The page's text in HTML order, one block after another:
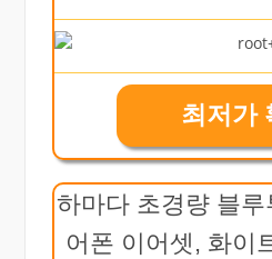
최저가
하마다 초경량 블루
어폰 이어셋, 화이